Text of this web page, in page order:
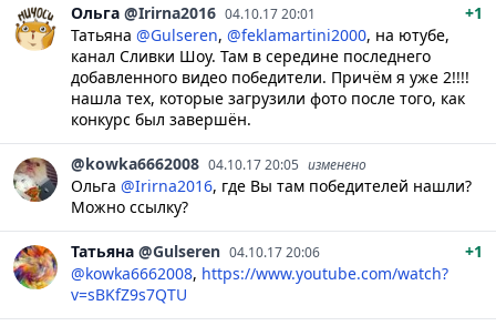
Ольга @Irirna2016 04.10.17 20:01
+1
Татьяна @Gulseren, @feklamartini2000, на ютубе,
канал Сливки Шоу. Там в середине последнего
добавленного видео победители. Причём я уже 2!!!!
нашла тех, которые загрузили фото после того, как
конкурс был завершён.
@kowka6662008 04.10.17 20:05 изменено
Ольга @Irirna2016, где Вы там победителей нашли?
Можно ссылку?
Татьяна @Gulseren 04.10.17 20:06
+1
@kowka6662008, https://www.youtube.com/watch?
v=sBKfZ9s7QTU